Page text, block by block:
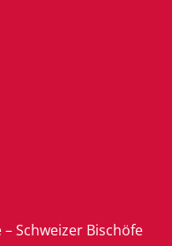
Schweizer Bischöfe